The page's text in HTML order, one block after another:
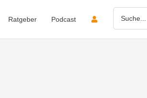
Ratgeber Podcast